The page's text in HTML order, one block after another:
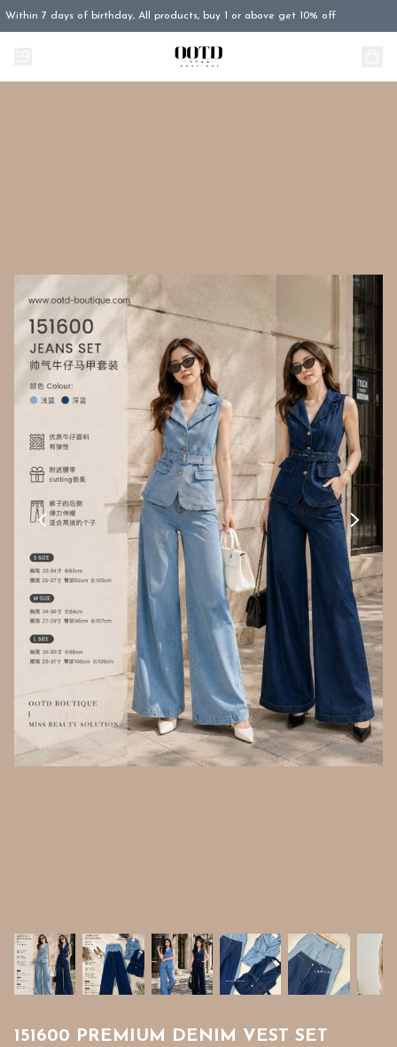
Within 7 days of birthday, All products, buy 1 or above get 10% off
151600 PREMIUM DENIM VEST SET